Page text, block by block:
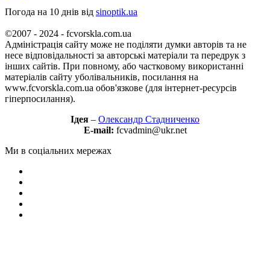
Погода на 10 днів від sinoptik.ua
©2007 - 2024 - fcvorskla.com.ua
Адміністрація сайту може не поділяти думки авторів та не
несе відповідальності за авторські матеріали та передрук з
інших сайтів. При повному, або частковому використанні
матеріалів сайту уболівальників, посилання на
www.fcvorskla.com.ua обов'язкове (для інтернет-ресурсів
гіперпосилання).
Ідея – Олександр Стадниченко
E-mail: fcvadmin@ukr.net
Ми в соціальних мережах